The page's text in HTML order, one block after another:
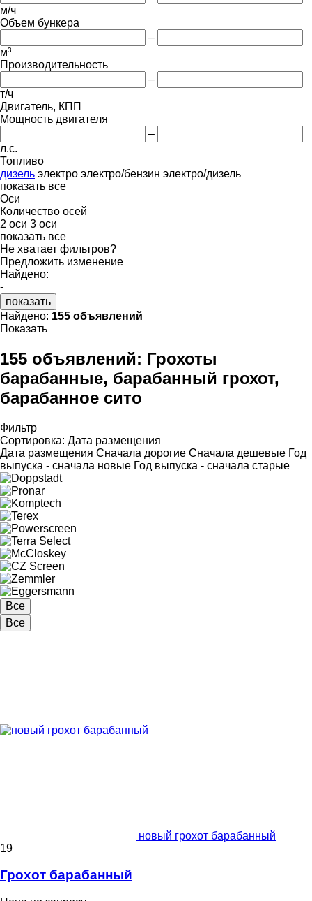
м/ч
Объем бункера
–
м³
Производительность
–
т/ч
Двигатель, КПП
Мощность двигателя
–
л.с.
Топливо
дизель электро электро/бензин электро/дизель
показать все
Оси
Количество осей
2 оси 3 оси
показать все
Не хватает фильтров?
Предложить изменение
Найдено:
-
показать
Найдено: 155 объявлений
Показать
155 объявлений: Грохоты
барабанные, барабанный грохот,
барабанное сито
Фильтр
Сортировка: Дата размещения
Дата размещения Сначала дорогие Сначала дешевые Год
выпуска - сначала новые Год выпуска - сначала старые
Все
Все
новый грохот барабанный
19
Грохот барабанный